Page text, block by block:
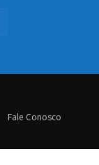
Fale Conosco